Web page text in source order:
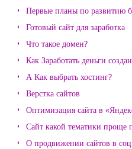
Первые планы по развитию
Готовый сайт для заработка
Что такое домен?
Как Заработать деньги
А Как выбрать хостинг?
Верстка сайтов
Оптимизация сайта в
Сайт какой тематики проще
О продвижении сайтов в